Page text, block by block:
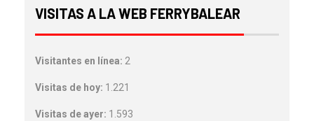
VISITAS A LA WEB FERRYBALEAR
Visitantes en línea: 2
Visitas de hoy: 1.221
Visitas de ayer: 1.593